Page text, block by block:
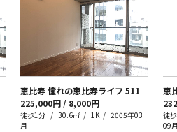
恵比寿 憧れの恵比寿ライフ 511
225,000円 / 8,000円
徒歩1分 30.6㎡ 1K
2005年03
月
恵
徒
09